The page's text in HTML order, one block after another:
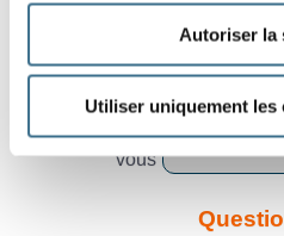
Autoriser la
Utiliser uniquement les
rendre -
vous